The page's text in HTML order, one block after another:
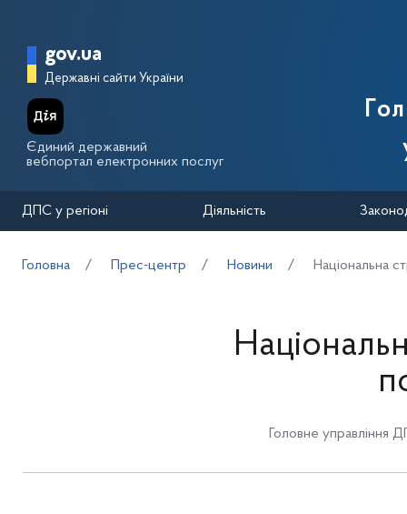
Головна сторінка Державної
gov.ua
Державні сайти України
Єдиний державний
вебпортал електронних послуг
ДПС у регіоні Діяльність
Головна Прес-центр Новини Національна
Головне управління